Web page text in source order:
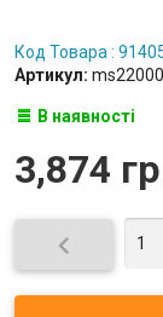
Код Товара :
Артикул:
В наявності
3,874
